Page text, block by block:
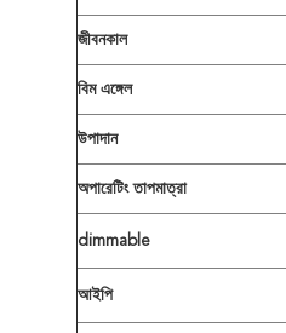
জীবনকাল
বিম এঙ্গেল
উপাদান
অপারেটিং তাপমাত্রা
dimmable
আইপি